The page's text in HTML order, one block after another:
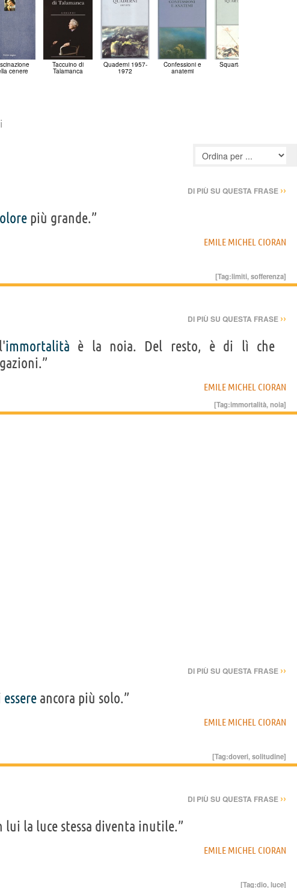
cenere
Taccuino di
Talamanca
Quaderni 1957-
1972
Confessioni e
anatemi
Squartamento
DI PIÙ SU QUESTA FRASE ››
più grande.”
EMILE MICHEL CIORAN
[Tag:limiti,sofferenza]
DI PIÙ SU QUESTA FRASE ››
immortalità è la noia. Del resto, è di lì che
EMILE MICHEL CIORAN
[Tag:immortalità,noia]
DI PIÙ SU QUESTA FRASE ››
essere ancora più solo.”
EMILE MICHEL CIORAN
[Tag:doveri,solitudine]
DI PIÙ SU QUESTA FRASE ››
lui la luce stessa diventa inutile.”
EMILE MICHEL CIORAN
[Tag:dio,luce]